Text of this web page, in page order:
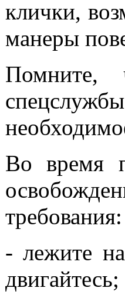
клички,
манеры
Помните,
Во время
требования:
- лежите
двигайтесь;